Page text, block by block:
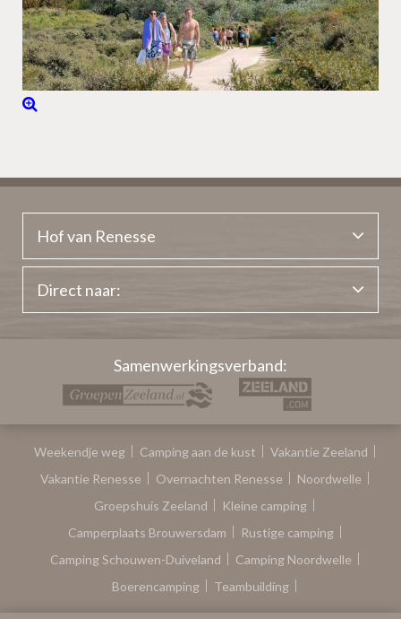
Hof van Renesse
Direct naar:
Samenwerkingsverband:
Weekendje weg Camping aan de kust
Vakantie Zeeland
Vakantie Renesse
Overnachten Renesse
Noordwelle
Groepshuis Zeeland
Kleine camping
Camperplaats Brouwersdam
Rustige camping
Camping Schouwen-Duiveland
Camping Noordwelle
Boerencamping
Teambuilding